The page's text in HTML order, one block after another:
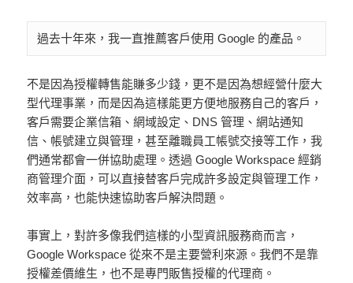
過去十年來，我一直推薦客戶使用 Google 的產品。
不是因為授權轉售能賺多少錢，更不是因為想經營什麼大
型代理事業，而是因為這樣能更方便地服務自己的客戶，
客戶需要企業信箱、網域設定、DNS 管理、網站通知
信、帳號建立與管理，甚至離職員工帳號交接等工作，我
們通常都會一併協助處理。透過 Google Workspace 經銷
商管理介面，可以直接替客戶完成許多設定與管理工作，
效率高，也能快速協助客戶解決問題。
事實上，對許多像我們這樣的小型資訊服務商而言，
Google Workspace 從來不是主要營利來源。我們不是靠
授權差價維生，也不是專門販售授權的代理商。